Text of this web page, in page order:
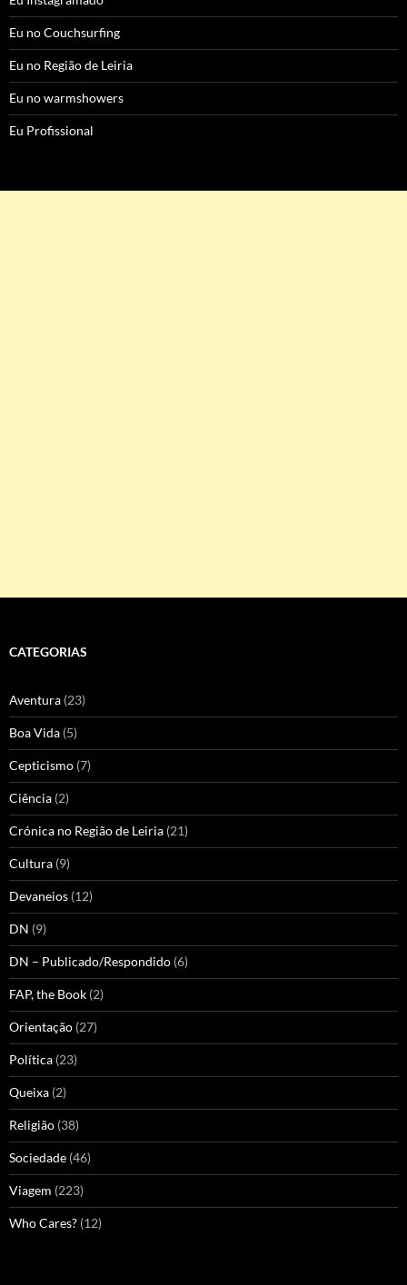
Eu no Couchsurfing
Eu no Região de Leiria
Eu no warmshowers
Eu Profissional
CATEGORIAS
Aventura (23)
Boa Vida (5)
Cepticismo (7)
Ciência (2)
Crónica no Região de Leiria (21)
Cultura (9)
Devaneios (12)
DN (9)
DN – Publicado/Respondido (6)
FAP, the Book (2)
Orientação (27)
Política (23)
Queixa (2)
Religião (38)
Sociedade (46)
Viagem (223)
Who Cares? (12)